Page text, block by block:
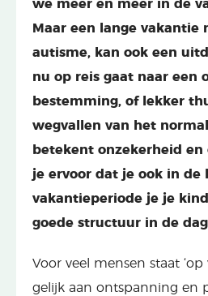
we meer en meer in de
Maar een lange vakantie
autisme, kan ook een
nu op reis gaat naar een
bestemming, of lekker
wegvallen van het
betekent onzekerheid en
je ervoor dat je ook in de
vakantieperiode je je
goede structuur in de
Voor veel mensen staat ‘op
gelijk aan ontspanning en